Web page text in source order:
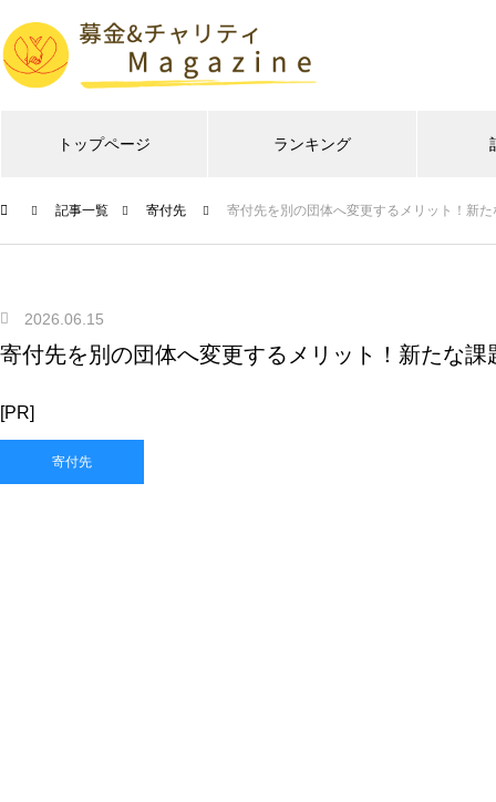
トップページ ランキング
記事一覧 寄付先 寄付先を別の団体へ変更するメリット！新
2026.06.15
寄付先を別の団体へ変更するメリット！新たな
[PR]
寄付先